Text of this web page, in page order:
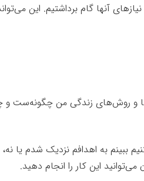
آنها گام برداشتیم. این
و روش‌های زندگی من چگونه‌ست و
به اهدافم نزدیک شدم یا نه،
این کار را انجام دهید.